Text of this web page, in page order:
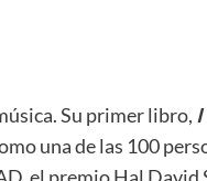
Su primer libro,
una de las 100